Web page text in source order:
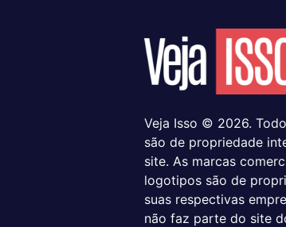
Veja Isso © 2026.
são de propriedade
site. As marcas
logotipos são de
suas respectivas
não faz parte do site